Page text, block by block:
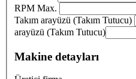
RPM Max.
Takım arayüzü (Takım Tutucu)
arayüzü (Takım Tutucu)
Makine detayları